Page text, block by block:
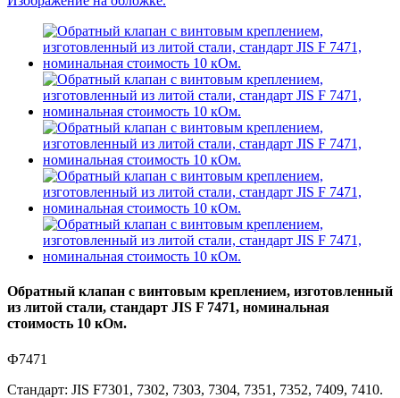
Обратный клапан с винтовым креплением, изготовленный
из литой стали, стандарт JIS F 7471, номинальная
стоимость 10 кОм.
Ф7471
Стандарт: JIS F7301, 7302, 7303, 7304, 7351, 7352, 7409, 7410.